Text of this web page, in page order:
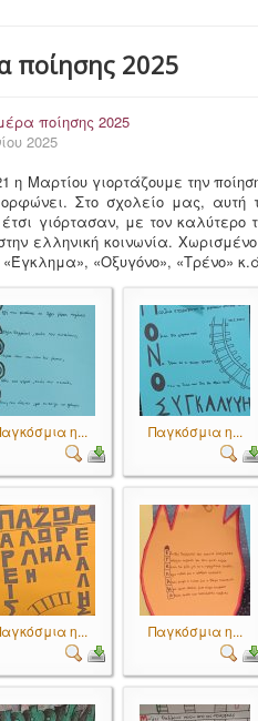
ποίησης 2025
ποίησης 2025
2025
η Μαρτίου γιορτάζουμε την
Στο σχολείο μας,
γιόρτασαν, με τον
ελληνική κοινωνία.
«Οξυγόνο», «Τρένο»
η... Παγκόσμια η...
η... Παγκόσμια η...